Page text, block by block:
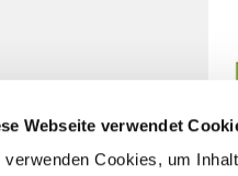
Webseite verwendet
verwenden Cookies, um